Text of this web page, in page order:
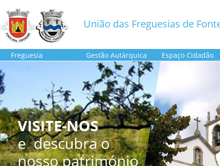
União das Freguesias de
Freguesia Gestão Autárquica Espaço Cidadão